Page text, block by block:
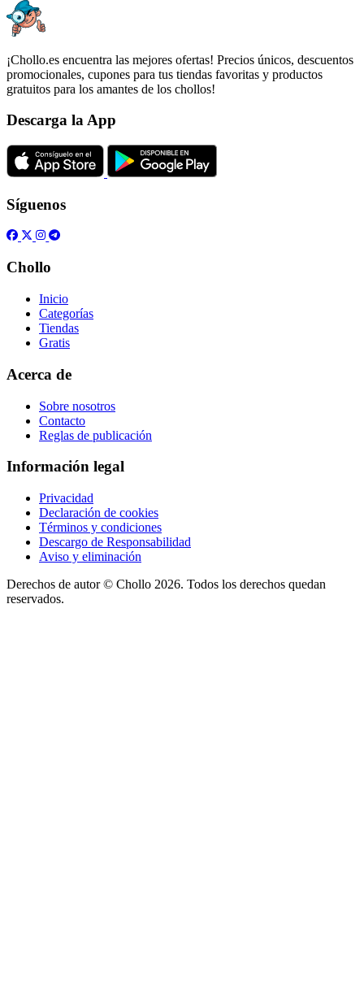
¡Chollo.es encuentra las mejores ofertas! Precios únicos, descuentos
promocionales, cupones para tus tiendas favoritas y productos
gratuitos para los amantes de los chollos!
Descarga la App
Síguenos
Chollo
Inicio
Categorías
Tiendas
Gratis
Acerca de
Sobre nosotros
Contacto
Reglas de publicación
Información legal
Privacidad
Declaración de cookies
Términos y condiciones
Descargo de Responsabilidad
Aviso y eliminación
Derechos de autor © Chollo 2026. Todos los derechos quedan
reservados.